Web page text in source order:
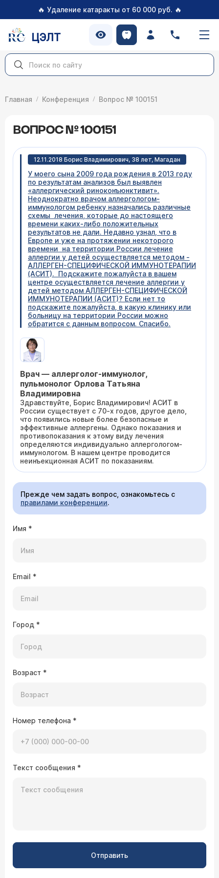
🔥 Удаление катаракты от 60 000 руб. 🔥
ЦЭЛТ
Главная Конференция Вопрос № 100151
ВОПРОС № 100151
12.11.2018 Борис Владимирович, 38 лет, Магадан
У моего сына 2009 года рождения в 2013 году
по результатам анализов был выявлен
«аллергический риноконъюнктивит».
Неоднократно врачом аллергологом-
иммунологом ребенку назначались различные
схемы лечения, которые до настоящего
времени каких-либо положительных
результатов не дали. Недавно узнал, что в
Европе и уже на протяжении некоторого
времени на территории России лечение
аллергии у детей осуществляется методом -
AЛЛEPГEH-CПEЦИФИЧECKОЙ ИMMУHOTEPAПИИ
(АСИТ). Подскажите пожалуйста в вашем
центре осуществляется лечение аллергии у
детей методом AЛЛEPГEH-CПEЦИФИЧECKОЙ
ИMMУHOTEPAПИИ (АСИТ)? Если нет то
подскажите пожалуйста, в какую клинику или
больницу на территории России можно
обратится с данным вопросом. Спасибо.
Врач — аллерголог-иммунолог,
пульмонолог Орлова Татьяна
Владимировна
Здравствуйте, Борис Владимирович! АСИТ в
России существует с 70-х годов, другое дело,
что появились новые более безопасные и
эффективные аллергены. Однако показания и
противопоказания к этому виду лечения
определяются индивидуально аллергологом-
иммунологом. В нашем центре проводится
неинъекционная АСИТ по показаниям.
Прежде чем задать вопрос, ознакомьтесь с
правилами конференции.
Имя *
Email *
Город *
Возраст *
Номер телефона *
Текст сообщения *
Отправить